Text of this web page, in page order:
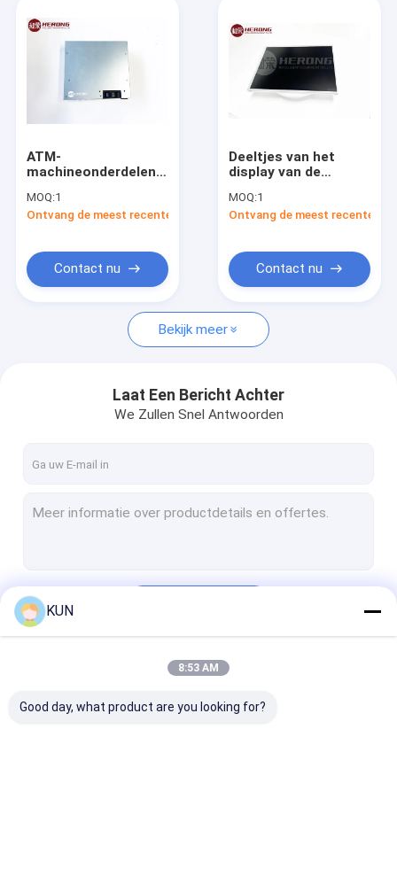
Producten
Nieuws
Vraag een offerte
Automaatkiosk
ATM-contant geldmachine
De Machine van de contant geldstorting
De Machine van de kaartjeskiosk
ATM-
machineonderdelen
nieuwe PC280
voedingsbron
MOQ:1
Ontvang de meest recente Prijs
Contact nu
Deeltjes van het
display van de
inch display panel
LCD Auo 15
MOQ:1
Ontvang de meest recente
Contact nu
Bekijk meer
Laat Een Bericht Achter
We Zullen Snel Antwoorden
KUN
8:53 AM
Good day, what product are you looking for?